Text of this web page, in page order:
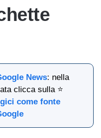
News: nella
clicca sulla ⭐
come fonte